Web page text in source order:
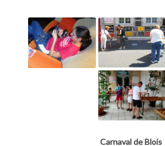
Carnaval de Blois